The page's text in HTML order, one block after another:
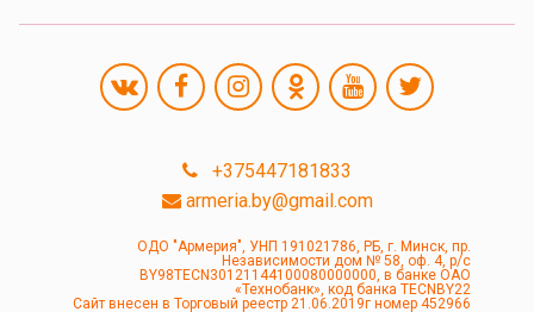
+375447181833
armeria.by@gmail.com
ОДО "Армерия", УНП 191021786, РБ, г. Минск, пр.
Независимости дом № 58, оф. 4, р/с
BY98TECN30121144100080000000, в банке ОАО
«Технобанк», код банка TECNBY22
Сайт внесен в Торговый реестр 21.06.2019г номер 452966